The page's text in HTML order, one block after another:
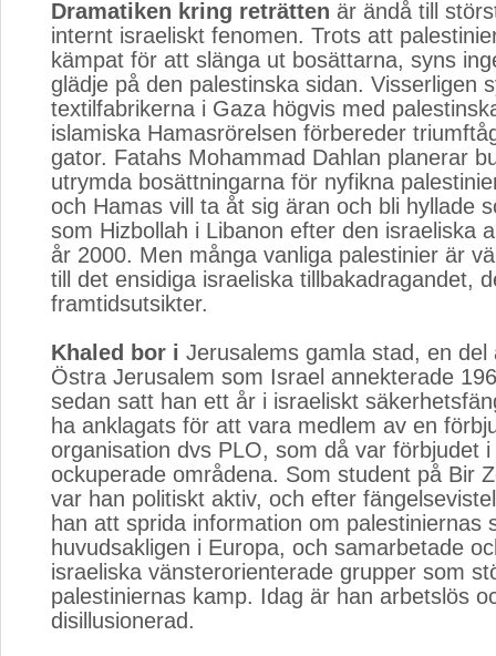
Dramatiken kring reträtten är ändå till
internt israeliskt fenomen. Trots att
kämpat för att slänga ut bosättarna, syns
glädje på den palestinska sidan. Visserligen
textilfabrikerna i Gaza högvis med
islamiska Hamasrörelsen förbereder
gator. Fatahs Mohammad Dahlan planerar
utrymda bosättningarna för nyfikna
och Hamas vill ta åt sig äran och bli hyllade
som Hizbollah i Libanon efter den israeliska
år 2000. Men många vanliga palestinier är
till det ensidiga israeliska tillbakadragandet,
framtidsutsikter.
Khaled bor i Jerusalems gamla stad, en del
Östra Jerusalem som Israel annekterade
sedan satt han ett år i israeliskt
ha anklagats för att vara medlem av en
organisation dvs PLO, som då var förbjudet
ockuperade områdena. Som student på Bir
var han politiskt aktiv, och efter
han att sprida information om palestiniernas
huvudsakligen i Europa, och samarbetade
israeliska vänsterorienterade grupper som
palestiniernas kamp. Idag är han arbetslös
disillusionerad.